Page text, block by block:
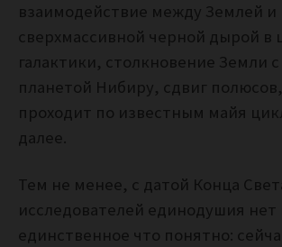
взаимодействие между Землей и
сверхмассивной черной дырой в
галактики, столкновение Земли
планетой Нибиру, сдвиг
проходит по известным майя
далее.
Тем не менее, с датой Конца
исследователей единодушия нет
единственное что понятно: